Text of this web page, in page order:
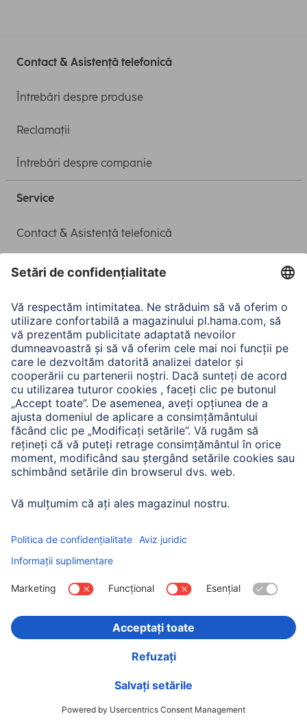
Contact & Asistență telefonică
Întrebări despre produse
Reclamații
Întrebări despre companie
Service
Contact & Asistență telefonică
Drivere și instrucțiuni de operare
A.N.P.C.
A.N.P.C. SAL
Companie
Istoria companiei
Hama Mondial
Press
Sustainability
Business-Portal
Alege ţara
Confidențialitate și securitate